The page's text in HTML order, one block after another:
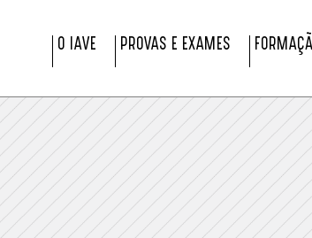
O IAVE PROVAS E EXAMES